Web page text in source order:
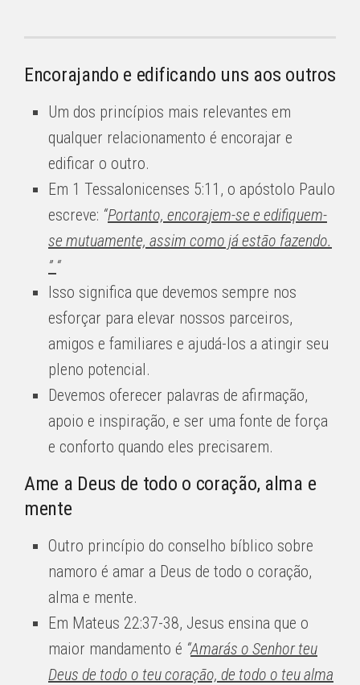
Encorajando e edificando uns aos outros
Um dos princípios mais relevantes em
qualquer relacionamento é encorajar e
edificar o outro.
Em 1 Tessalonicenses 5:11, o apóstolo Paulo
escreve: “Portanto, encorajem-se e edifiquem-
se mutuamente, assim como já estão fazendo.
” “
Isso significa que devemos sempre nos
esforçar para elevar nossos parceiros,
amigos e familiares e ajudá-los a atingir seu
pleno potencial.
Devemos oferecer palavras de afirmação,
apoio e inspiração, e ser uma fonte de força
e conforto quando eles precisarem.
Ame a Deus de todo o coração, alma e
mente
Outro princípio do conselho bíblico sobre
namoro é amar a Deus de todo o coração,
alma e mente.
Em Mateus 22:37-38, Jesus ensina que o
maior mandamento é “Amarás o Senhor teu
Deus de todo o teu coração, de todo o teu alma